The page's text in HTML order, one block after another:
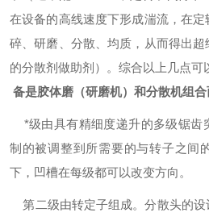
在设备的高线速度下形成湍流，在
碎、研磨、分散、均质，从而得出
的分散剂做助剂）。综合以上几点可
备是胶体磨（研磨机）和分散机组合
*级由具有精细度递升的多级锯齿
制的被调整到所需要的与转子之间
下，凹槽在每级都可以改变方向。
第二级由转定子组成。分散头的